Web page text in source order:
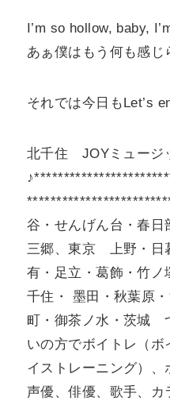
I’m so hollow, baby,
あぁ僕はもう何も感じ
それでは今日もLet’s
北千住 JOYミュージ
谷・せんげん台・春
三郷、東京 上野・日
有・足立・葛飾・竹
千住・ 墨田・秋葉原
町・御茶ノ水・茨城
いの方でボイトレ（ボ
イストレーニング）、
声優、俳優、歌手、